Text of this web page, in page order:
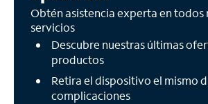
Obtén asistencia experta en todos
servicios
Descubre nuestras últimas
productos
Retira el dispositivo el mismo
complicaciones